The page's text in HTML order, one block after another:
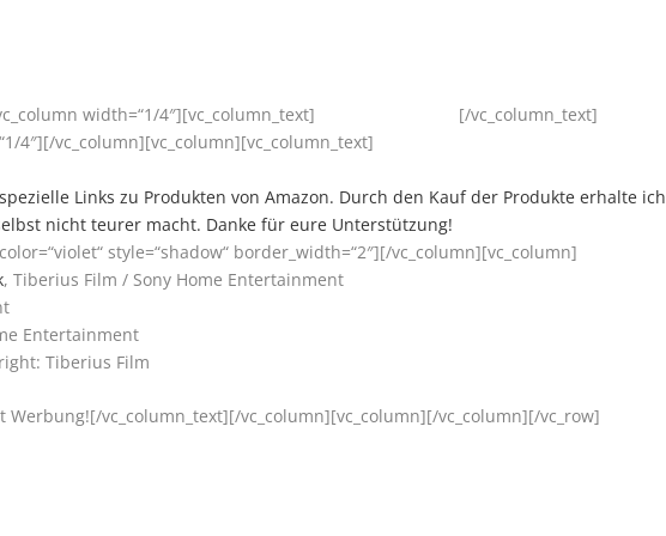
width=“1/4″][vc_column_text]
[/vc_column_text]
4″][/vc_column][vc_column][vc_column_text]
Links zu Produkten von Amazon. Durch den Kauf der Produkte erhalte ich
nicht teurer macht. Danke für eure Unterstützung!
style=“shadow“ border_width=“2″][/vc_column][vc_column]
, Tiberius Film / Sony Home Entertainment
Entertainment
Tiberius Film
Werbung![/vc_column_text][/vc_column][vc_column][/vc_column][/vc_row]